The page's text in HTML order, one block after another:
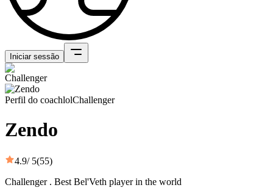
Iniciar sessão
Perfil do coachlolChallenger
Zendo
4.9/ 5(55)
Challenger . Best Bel'Veth player in the world